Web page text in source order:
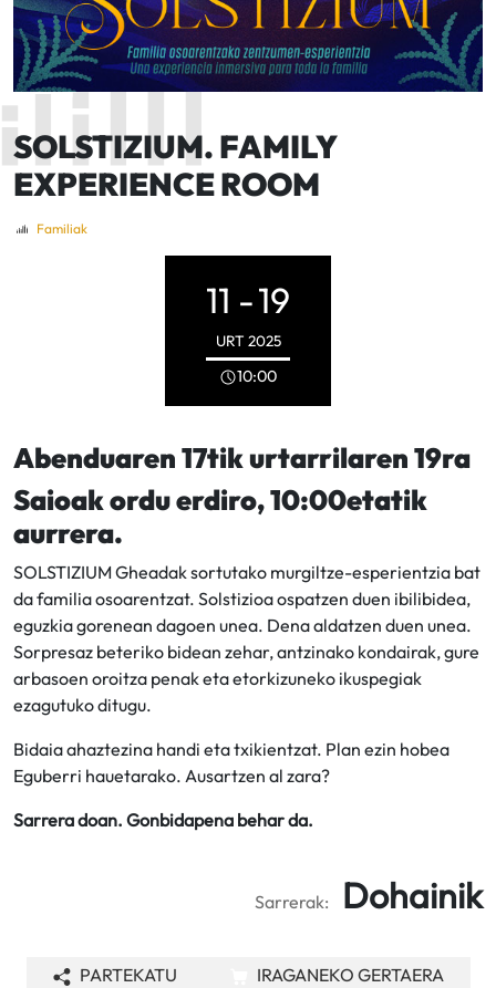
SOLSTIZIUM. FAMILY
EXPERIENCE ROOM
Familiak
11 -19
URT 2025
10:00
Abenduaren 17tik urtarrilaren 19ra
Saioak ordu erdiro, 10:00etatik
aurrera.
SOLSTIZIUM Gheadak sortutako murgiltze-esperientzia bat
da familia osoarentzat. Solstizioa ospatzen duen ibilibidea,
eguzkia gorenean dagoen unea. Dena aldatzen duen unea.
Sorpresaz beteriko bidean zehar, antzinako kondairak, gure
arbasoen oroitza penak eta etorkizuneko ikuspegiak
ezagutuko ditugu.
Bidaia ahaztezina handi eta txikientzat. Plan ezin hobea
Eguberri hauetarako. Ausartzen al zara?
Sarrera doan. Gonbidapena behar da.
Sarrerak: Dohainik
PARTEKATU IRAGANEKO GERTAERA